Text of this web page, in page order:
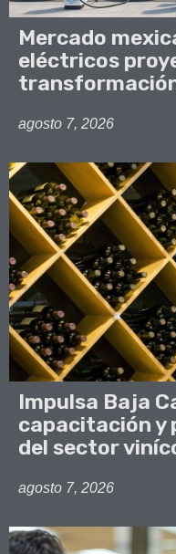
Mercado
eléctricos
agosto 7, 2026
Impulsa Baja
capacitación y
del sector
agosto 7, 2026